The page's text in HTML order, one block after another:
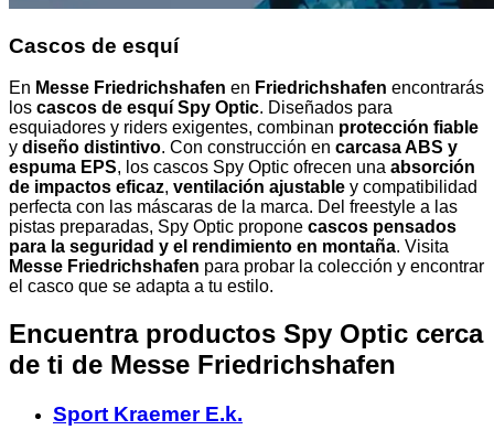
Cascos de esquí
En Messe Friedrichshafen en Friedrichshafen encontrarás
los cascos de esquí Spy Optic. Diseñados para
esquiadores y riders exigentes, combinan protección fiable
y diseño distintivo. Con construcción en carcasa ABS y
espuma EPS, los cascos Spy Optic ofrecen una absorción
de impactos eficaz, ventilación ajustable y compatibilidad
perfecta con las máscaras de la marca. Del freestyle a las
pistas preparadas, Spy Optic propone cascos pensados
para la seguridad y el rendimiento en montaña. Visita
Messe Friedrichshafen para probar la colección y encontrar
el casco que se adapta a tu estilo.
Encuentra productos Spy Optic cerca
de ti de Messe Friedrichshafen
Sport Kraemer E.k.